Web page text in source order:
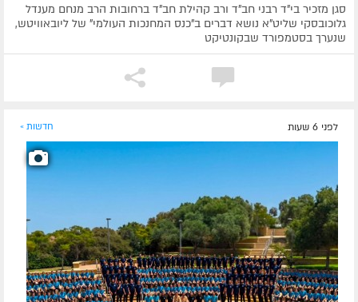
סגן מזכיר בי"ד רבני חב"ד ורב קהילת חב"ד ברחובות הרב מנחם מענדל
גלוכובסקי שליט"א נושא דברים ב"כנס המחנכות העולמי" של ליובאוויטש,
שנערך בסטמפורד שבקונטיקט
לפני 6 שעות חדשות »